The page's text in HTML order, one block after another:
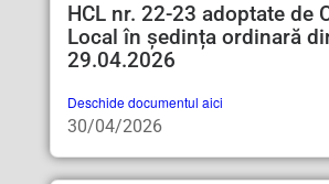
HCL nr. 22-23 adoptate de
Local în ședința ordinară
29.04.2026
Deschide documentul aici
30/04/2026